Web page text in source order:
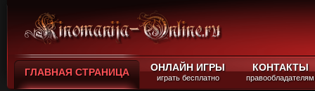
ГЛАВНАЯ СТРАНИЦА ОНЛАЙН ИГРЫ
играть бесплатно
КОНТАКТЫ
правообладателям